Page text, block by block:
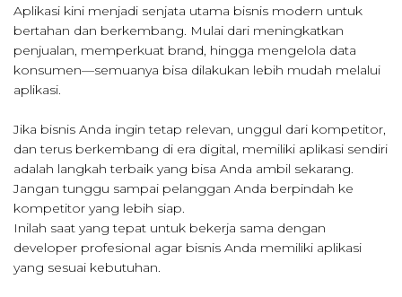
Aplikasi kini menjadi senjata utama bisnis modern untuk
bertahan dan berkembang. Mulai dari meningkatkan
penjualan, memperkuat brand, hingga mengelola data
konsumen—semuanya bisa dilakukan lebih mudah melalui
aplikasi.
Jika bisnis Anda ingin tetap relevan, unggul dari kompetitor,
dan terus berkembang di era digital, memiliki aplikasi sendiri
adalah langkah terbaik yang bisa Anda ambil sekarang.
Jangan tunggu sampai pelanggan Anda berpindah ke
kompetitor yang lebih siap.
Inilah saat yang tepat untuk bekerja sama dengan
developer profesional agar bisnis Anda memiliki aplikasi
yang sesuai kebutuhan.